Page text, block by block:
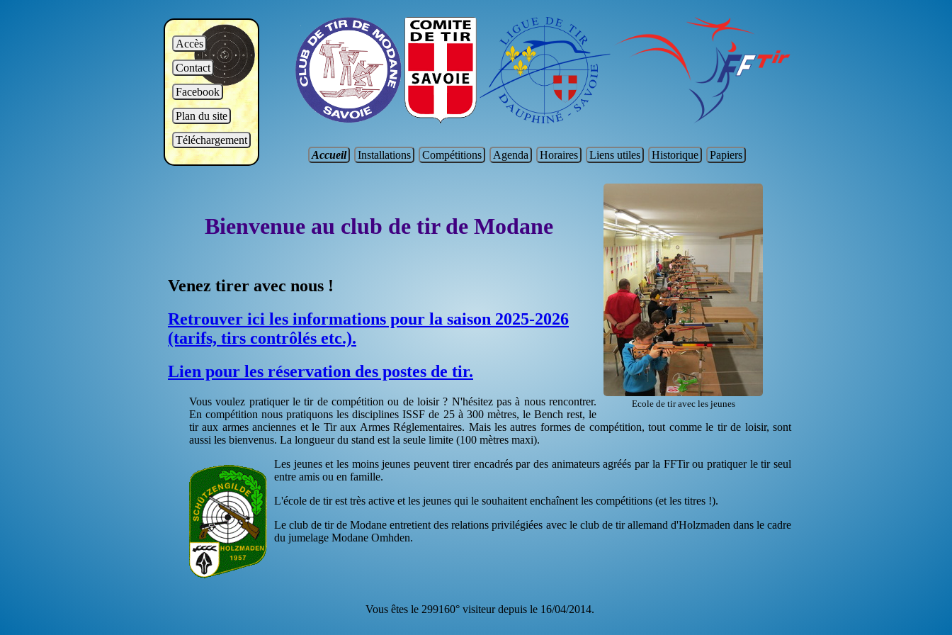
Accès
Contact
Facebook
Plan du site
Téléchargement
Accueil
Installations Compétitions Agenda Horaires Liens utiles Historique Papiers
Ecole de tir avec les jeunes
Bienvenue au club de tir de Modane
Venez tirer avec nous !
Retrouver ici les informations pour la saison 2025-2026
(tarifs, tirs contrôlés etc.).
Lien pour les réservation des postes de tir.
Vous voulez pratiquer le tir de compétition ou de loisir ? N'hésitez pas à nous rencontrer.
En compétition nous pratiquons les disciplines ISSF de 25 à 300 mètres, le Bench rest, le
tir aux armes anciennes et le Tir aux Armes Réglementaires. Mais les autres formes de compétition, tout comme le tir de loisir, sont
aussi les bienvenus. La longueur du stand est la seule limite (100 mètres maxi).
Les jeunes et les moins jeunes peuvent tirer encadrés par des animateurs agréés par la FFTir ou pratiquer le tir seul
entre amis ou en famille.
L'école de tir est très active et les jeunes qui le souhaitent enchaînent les compétitions (et les titres !).
Le club de tir de Modane entretient des relations privilégiées avec le club de tir allemand d'Holzmaden dans le cadre
du jumelage Modane Omhden.
Vous êtes le 299160° visiteur depuis le 16/04/2014.